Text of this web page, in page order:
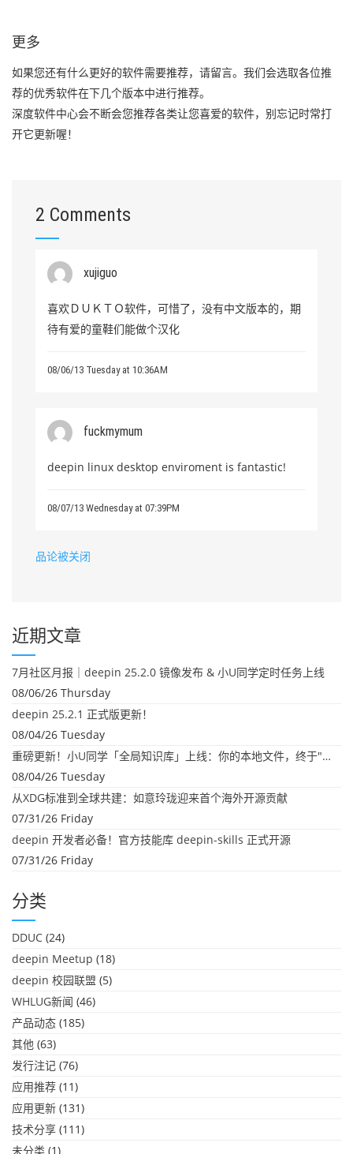
更多
如果您还有什么更好的软件需要推荐，请留言。我们会选取各位推
荐的优秀软件在下几个版本中进行推荐。
深度软件中心会不断会您推荐各类让您喜爱的软件，别忘记时常打
开它更新喔！
2 Comments
xujiguo
喜欢ＤＵＫＴＯ软件，可惜了，没有中文版本的，期
待有爱的童鞋们能做个汉化
08/06/13 Tuesday at 10:36AM
fuckmymum
deepin linux desktop enviroment is fantastic!
08/07/13 Wednesday at 07:39PM
品论被关闭
近期文章
7月社区月报｜deepin 25.2.0 镜像发布 & 小U同学定时任务上线
08/06/26 Thursday
deepin 25.2.1 正式版更新！
08/04/26 Tuesday
重磅更新！小U同学「全局知识库」上线：你的本地文件，终于"活"起来了
08/04/26 Tuesday
从XDG标准到全球共建：如意玲珑迎来首个海外开源贡献
07/31/26 Friday
deepin 开发者必备！官方技能库 deepin-skills 正式开源
07/31/26 Friday
分类
DDUC (24)
deepin Meetup (18)
deepin 校园联盟 (5)
WHLUG新闻 (46)
产品动态 (185)
其他 (63)
发行注记 (76)
应用推荐 (11)
应用更新 (131)
技术分享 (111)
未分类 (1)